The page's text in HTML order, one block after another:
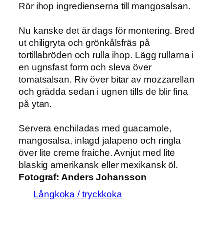
Rör ihop ingredienserna till mangosalsan.
Nu kanske det är dags för montering. Bred
ut chiligryta och grönkålsfräs på
tortillabröden och rulla ihop. Lägg rullarna i
en ugnsfast form och sleva över
tomatsalsan. Riv över bitar av mozzarellan
och grädda sedan i ugnen tills de blir fina
på ytan.
Servera enchiladas med guacamole,
mangosalsa, inlagd jalapeno och ringla
över lite creme fraiche. Avnjut med lite
blaskig amerikansk eller mexikansk öl.
Fotograf: Anders Johansson
Långkoka / tryckkoka